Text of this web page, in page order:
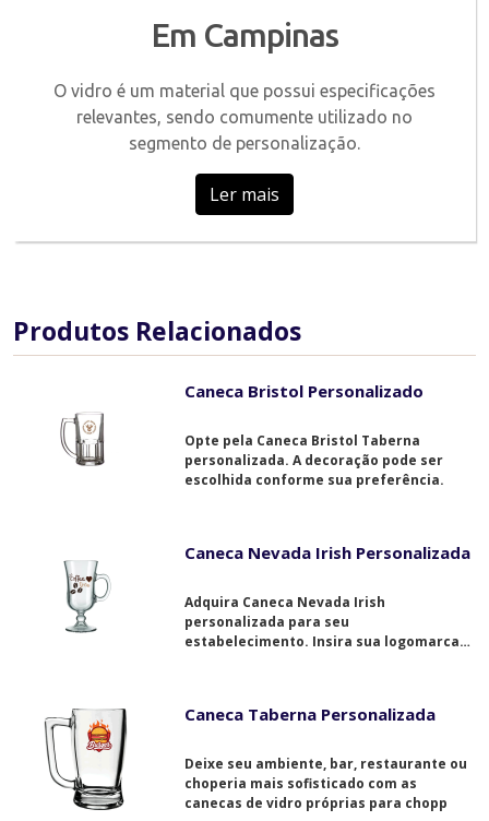
Em Campinas
O vidro é um material que possui especificações
relevantes, sendo comumente utilizado no
segmento de personalização.
Ler mais
Produtos Relacionados
Caneca Bristol Personalizado
Opte pela Caneca Bristol Taberna
personalizada. A decoração pode ser
escolhida conforme sua preferência.
Caneca Nevada Irish Personalizada
Adquira Caneca Nevada Irish
personalizada para seu
estabelecimento. Insira sua logomarca
Caneca Taberna Personalizada
Deixe seu ambiente, bar, restaurante ou
choperia mais sofisticado com as
canecas de vidro próprias para chopp